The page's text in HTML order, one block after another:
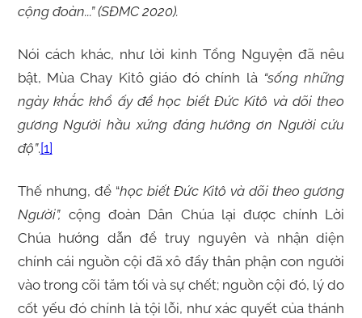
cộng đoàn...” (SĐMC 2020).
Nói cách khác, như lời kinh Tổng Nguyện đã nêu
bật, Mùa Chay Kitô giáo đó chính là “sống những
ngày khắc khổ ấy để học biết Đức Kitô và dõi theo
gương Người hầu xứng đáng hưởng ơn Người cứu
độ”.[1]
Thế nhưng, để “học biết Đức Kitô và dõi theo gương
Người”, cộng đoàn Dân Chúa lại được chính Lời
Chúa hướng dẫn để truy nguyên và nhận diện
chính cái nguồn cội đã xô đẩy thân phận con người
vào trong cõi tăm tối và sự chết; nguồn cội đó, lý do
cốt yếu đó chính là tội lỗi, như xác quyết của thánh